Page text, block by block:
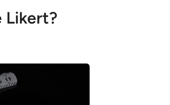
Likert?